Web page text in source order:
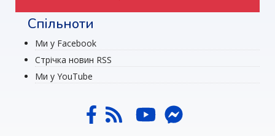
Спільноти
Ми у Facebook
Стрічка новин RSS
Ми у YouTube